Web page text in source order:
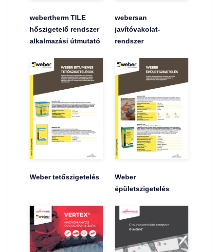
webertherm TILE
hőszigetelő rendszer
alkalmazási útmutató
webersan
javítóvakolat-
rendszer
Weber tetőszigetelés
Weber
épületszigetelés